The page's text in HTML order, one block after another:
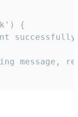
{
message,